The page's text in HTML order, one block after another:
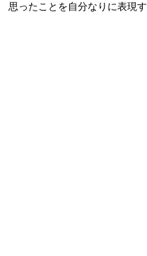
思ったことを自分なりに表現